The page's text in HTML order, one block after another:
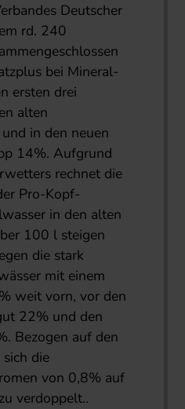
Deutscher
rd. 240
bei Mineral-
ersten drei
alten
in den neuen
14%. Aufgrund
rechnet die
Pro-Kopf-
in den alten
100 l steigen
die stark
mit einem
weit vorn, vor den
22% und den
Bezogen auf den
die
von 0,8% auf
verdoppelt..